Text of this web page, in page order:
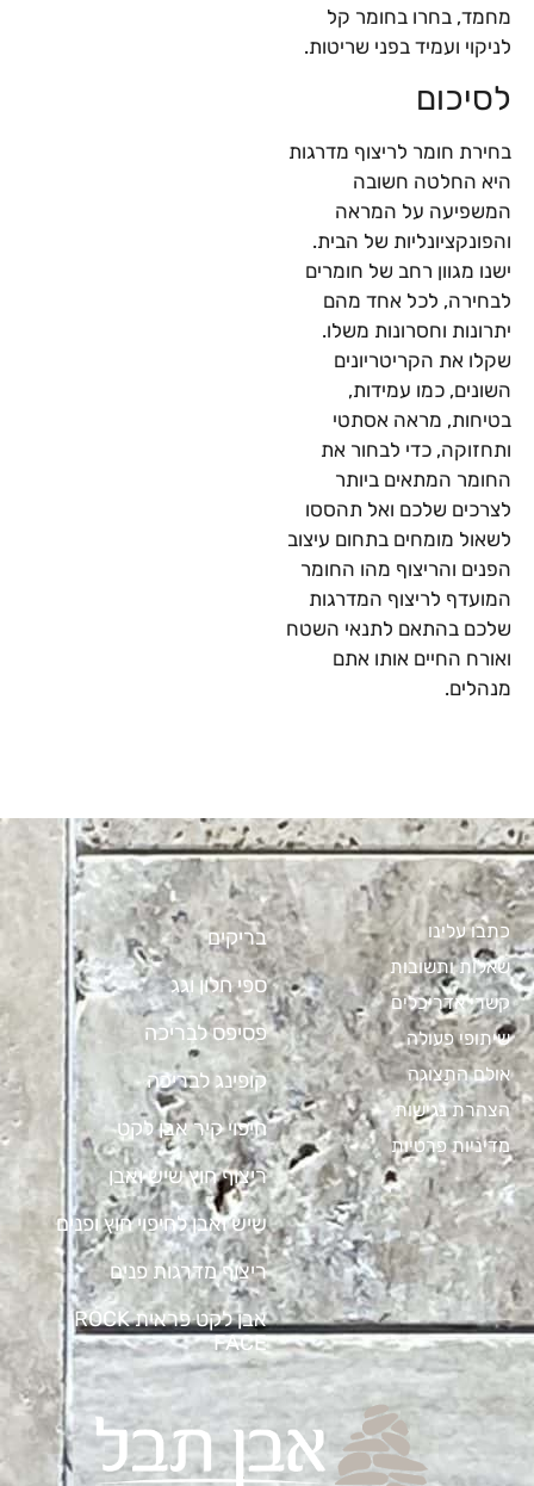
מחמד, בחרו בחומר קל
לניקוי ועמיד בפני שריטות.
לסיכום
בחירת חומר לריצוף מדרגות
היא החלטה חשובה
המשפיעה על המראה
והפונקציונליות של הבית.
ישנו מגוון רחב של חומרים
לבחירה, לכל אחד מהם
יתרונות וחסרונות משלו.
שקלו את הקריטריונים
השונים, כמו עמידות,
בטיחות, מראה אסתטי
ותחזוקה, כדי לבחור את
החומר המתאים ביותר
לצרכים שלכם ואל תהססו
לשאול מומחים בתחום עיצוב
הפנים והריצוף מהו החומר
המועדף לריצוף המדרגות
שלכם בהתאם לתנאי השטח
ואורח החיים אותו אתם
מנהלים.
כתבו עלינו
שאלות ותשובות
קשרי אדריכלים
שיתופי פעולה
אולם התצוגה
הצהרת נגישות
מדיניות פרטיות
בריקים
ספי חלון וגג
פסיפס לבריכה
קופינג לבריכה
חיפוי קיר אבן לקט
ריצוף חוץ שיש ואבן
שיש ואבן לחיפוי חוץ ופנים
ריצוף מדרגות פנים
אבן לקט פראית ROCK
FACE